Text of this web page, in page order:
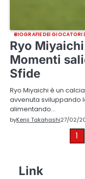
BIOGRAFIE DEI
Ryo
Momenti
Sfide
Ryo Miyaichi è un
avvenuta sviluppando
alimentando…
byKenji Takahashi27/02/
1
Link